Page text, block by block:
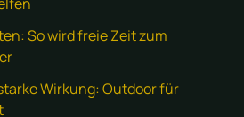
So wird freie Zeit zum
Wirkung: Outdoor für